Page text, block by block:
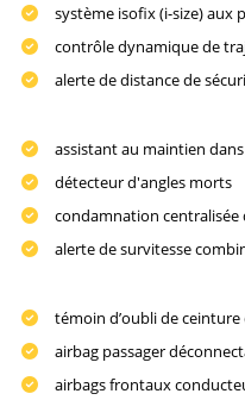
système isofix (i-size) aux
contrôle dynamique de
alerte de distance de
assistant au maintien
détecteur d'angles morts
condamnation centralisée
alerte de survitesse
témoin d’oubli de ceinture
airbag passager
airbags frontaux